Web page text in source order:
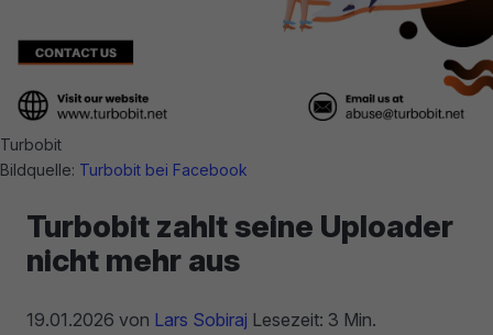
Turbobit
Bildquelle: Turbobit bei Facebook
Turbobit zahlt seine Uploader
nicht mehr aus
19.01.2026 von Lars Sobiraj Lesezeit: 3 Min.